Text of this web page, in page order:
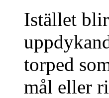
Istället
torped
mål eller